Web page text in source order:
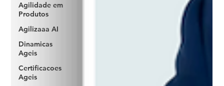
Agilidade em
Produtos
Agilizaaa AI
Dinamicas
Ageis
Certificacoes
Ageis